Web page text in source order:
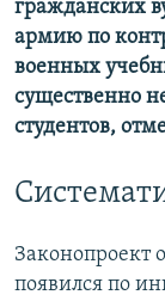
гражданских
армию по
военных
существенно
студентов,
Законопроект
появился по